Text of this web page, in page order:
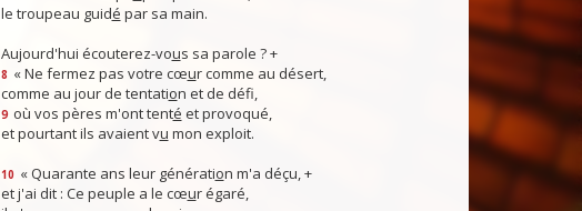
le troupeau guidé par sa main.
Aujourd'hui écouterez-vous sa parole ? +
8 « Ne fermez pas votre cœur comme au désert,
comme au jour de tentation et de défi,
9 où vos pères m'ont tenté et provoqué,
et pourtant ils avaient vu mon exploit.
10 « Quarante ans leur génération m'a déçu, +
et j'ai dit : Ce peuple a le cœur égaré,